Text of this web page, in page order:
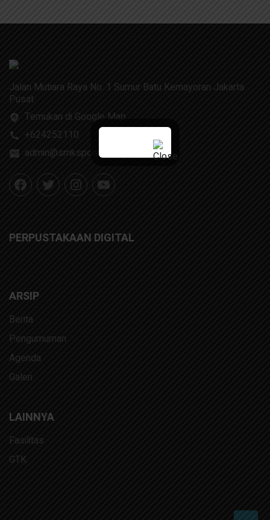
Jalan Mutiara Raya No. 1 Sumur Batu Kemayoran Jakarta
Pusat
Temukan di Google Map
+624252110
admin@smksponcol.sch.id
PERPUSTAKAAN DIGITAL
ARSIP
Berita
Pengumuman
Agenda
Galeri
LAINNYA
Fasilitas
GTK